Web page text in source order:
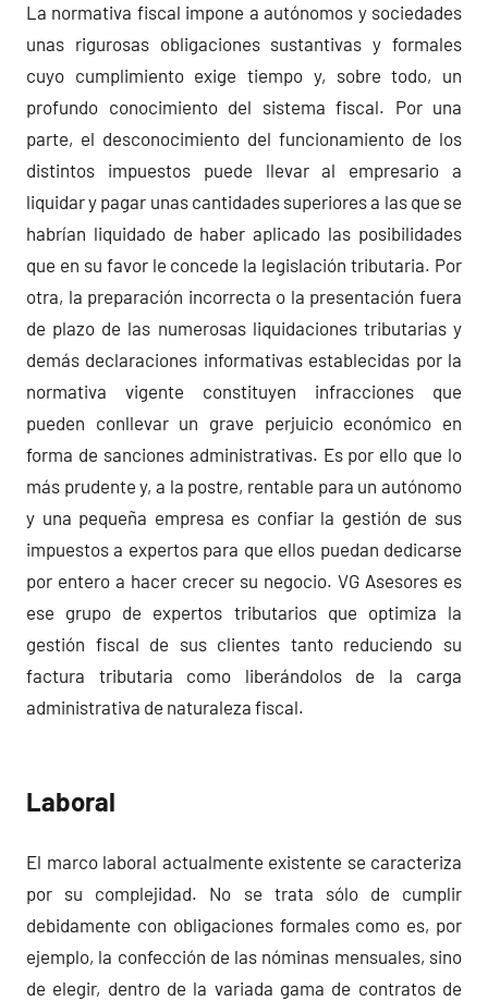
La normativa fiscal impone a autónomos y sociedades
unas rigurosas obligaciones sustantivas y formales
cuyo cumplimiento exige tiempo y, sobre todo, un
profundo conocimiento del sistema fiscal. Por una
parte, el desconocimiento del funcionamiento de los
distintos impuestos puede llevar al empresario a
liquidar y pagar unas cantidades superiores a las que se
habrían liquidado de haber aplicado las posibilidades
que en su favor le concede la legislación tributaria. Por
otra, la preparación incorrecta o la presentación fuera
de plazo de las numerosas liquidaciones tributarias y
demás declaraciones informativas establecidas por la
normativa vigente constituyen infracciones que
pueden conllevar un grave perjuicio económico en
forma de sanciones administrativas. Es por ello que lo
más prudente y, a la postre, rentable para un autónomo
y una pequeña empresa es confiar la gestión de sus
impuestos a expertos para que ellos puedan dedicarse
por entero a hacer crecer su negocio. VG Asesores es
ese grupo de expertos tributarios que optimiza la
gestión fiscal de sus clientes tanto reduciendo su
factura tributaria como liberándolos de la carga
administrativa de naturaleza fiscal.
Laboral
El marco laboral actualmente existente se caracteriza
por su complejidad. No se trata sólo de cumplir
debidamente con obligaciones formales como es, por
ejemplo, la confección de las nóminas mensuales, sino
de elegir, dentro de la variada gama de contratos de